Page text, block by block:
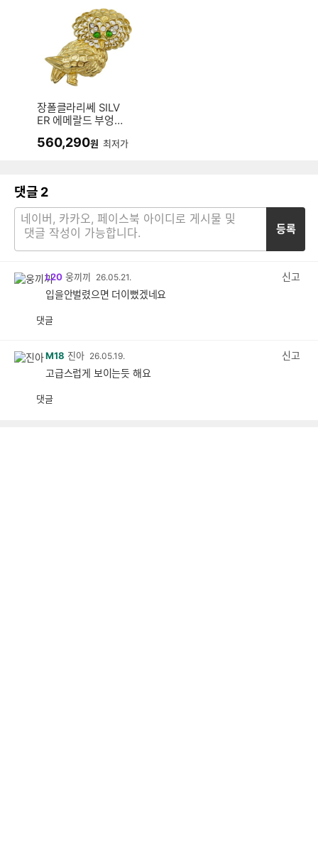
장폴클라리쎄 SILV
ER 에메랄드 부엉이
BR
560,290원 최저가
댓글 2
등록
L20 웅끼끼 26.05.21.
신고
입을안벌렸으면 더이뻤겠네요
댓글
M18 진아 26.05.19.
신고
고급스럽게 보이는듯 해요
댓글